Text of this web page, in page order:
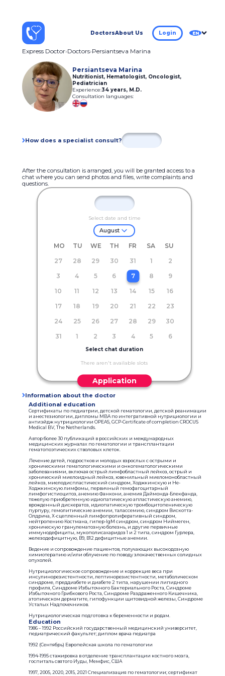
DoctorsAbout Us Login EN
Express Doctor Doctors Persiantseva Marina
Persiantseva Marina
Nutritionist, Hematologist, Oncologist,
Pediatrician
Experience:34 years, M.D.
Consultation languages:
How does a specialist consult?
After the consultation is arranged, you will be granted access to a
chat where you can send photos and files, write complaints and
questions.
Select date and time
August
MO TU WE TH FR SA
SU
27
28 29 30 31 1
2
3
4 5 6 7 8
9
10
11 12 13 14 15
16
17
18 19 20 21 22
23
24
25 26 27 28 29
30
31
1 2 3 4 5 6
Select chat duration
There aren't available slots
Application
Information about the doctor
Additional education
Сертификаты по педиатрии, детской гематологии, детской реанимации
и анестезиологии, дипломы MBA по интегративной нутрициологии и
антиэйдж нутрициологии OPEAS, GCP-Certificate of completion CROCUS
Medical BV, The Netherlands.
Автор более 30 публикаций в российских и международных
медицинских журналах по гематологии и трансплантации
гематопоэтических стволовых клеток.
Лечение детей, подростков и молодых взрослых с острыми и
хроническими гематологическими и онкогематологическими
заболеваниями, включая острый лимфобластный лейкоз, острый и
хронический миелоидный лейкоз, ювенильный миеломонобластный
лейкоз, миелодиспластический синдром, Ходжкинскую и Не-
Ходжкинскую лимфомы, первичный гемофагоцитарный
лимфогистиоцитоз, анемию Фанкони, анемия Даймонда-Блекфанда,
тяжелую приобретенную идиопатическую апластическую анемию,
врожденный дискератоз, идиопатическую тромбоцитопеническую
пурпуру, гемолитические анемии, талассемию, синдром Вискотта-
Олдрича, Х-сцепленный лимфопролиферативный синдром,
нейтропению Костмана, гипер-IgM синдром, синдром Ниймеген,
хроническую гранулематозную болезнь, и другие первичные
иммунодефициты, мукополисахаридоз 1 и 2 типа, синдром Гурлера,
железодефицитную, В9, В12 дефицитные анемии.
Ведение и сопровождение пациентов, получающих высокодозную
химиотерапию и/или облучение по поводу злокачественных солидных
опухолей.
Нутрициологическое сопровождение и коррекция веса при
инсулинорезистентности, лептинорезистентности, метаболическом
синдроме, преддиабете и диабете 2 типа, нарушении липидного
профиля, Синдроме Избыточного Бактериального Роста, Синдроме
Избыточного Грибкового Роста, Синдроме Раздраженного Кишечника,
атопическом дерматите, гипофункции щитовидной железы, Синдроме
Усталых Надпочечников.
Нутрициологическая подготовка к беременности и родам.
Education
1986 – 1992 Российский государственный медицинский университет,
педиатрический факультет; диплом врача педиатра
1992 (Сентябрь) Европейская школа по гематологии
1994-1995 стажировка в отделение трансплантации костного мозга,
госпиталь святого Иуды, Мемфис, США
1997, 2005, 2020, 2015, 2021 Специализация по гематологии; сертификат